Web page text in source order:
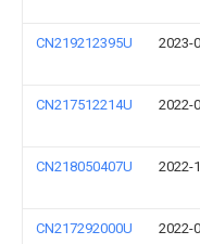
CN219212395U 2023-
CN217512214U 2022-
CN218050407U 2022-
CN217292000U 2022-